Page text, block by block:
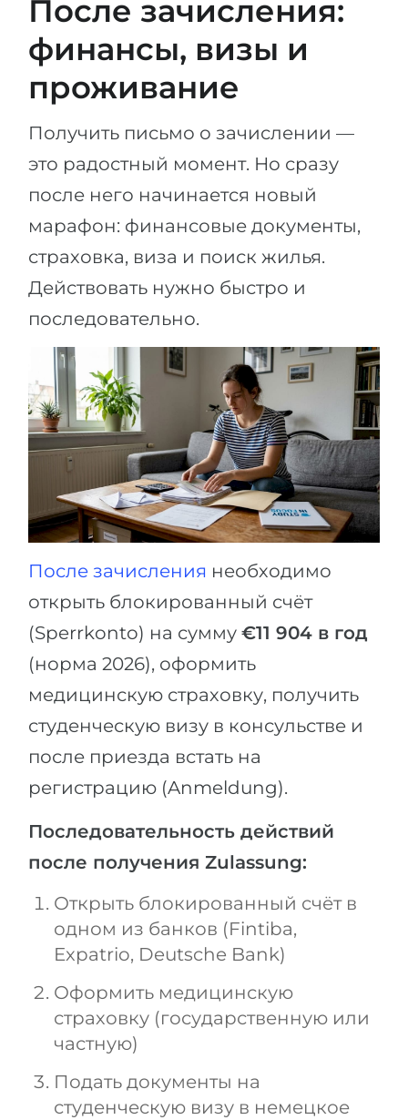
После зачисления:
финансы, визы и
проживание
Получить письмо о зачислении —
это радостный момент. Но сразу
после него начинается новый
марафон: финансовые документы,
страховка, виза и поиск жилья.
Действовать нужно быстро и
последовательно.
После зачисления необходимо
открыть блокированный счёт
(Sperrkonto) на сумму €11 904 в год
(норма 2026), оформить
медицинскую страховку, получить
студенческую визу в консульстве и
после приезда встать на
регистрацию (Anmeldung).
Последовательность действий
после получения Zulassung:
Открыть блокированный счёт в
одном из банков (Fintiba,
Expatrio, Deutsche Bank)
Оформить медицинскую
страховку (государственную или
частную)
Подать документы на
студенческую визу в немецкое